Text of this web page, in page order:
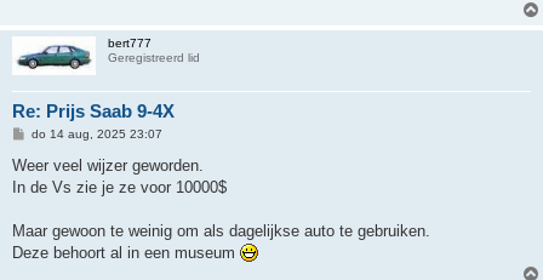
bert777
Geregistreerd lid
Re: Prijs Saab 9-4X
B
r
c
do 14 aug, 2025 23:07
Weer veel wijzer geworden.
In de Vs zie je ze voor 10000$
Maar gewoon te weinig om als dagelijkse auto te gebruiken.
Deze behoort al in een museum